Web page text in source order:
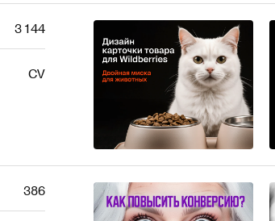
3 144
CV
36
386